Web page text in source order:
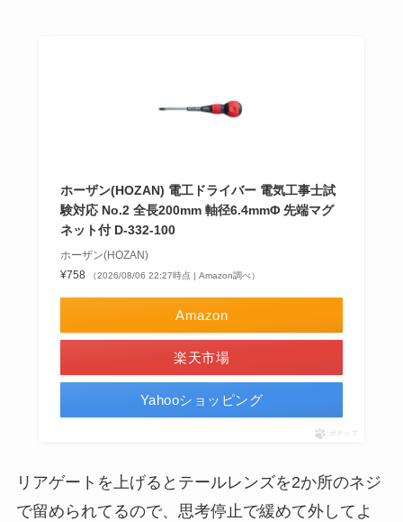
ホーザン(HOZAN) 電工ドライバー 電気工事士試
験対応 No.2 全長200mm 軸径6.4mmΦ 先端マグ
ネット付 D-332-100
ホーザン(HOZAN)
¥758
（2026/08/06 22:27時点 | Amazon調べ）
Amazon
楽天市場
Yahooショッピング
ポチップ
リアゲートを上げるとテールレンズを2か所のネジ
で留められてるので、思考停止で緩めて外してよ